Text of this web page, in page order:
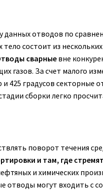
отводов по
состоит из
сварныевне
газов. За счет малого
425 градусов
сборки легко
поворот течения
и там, где
и химических
отводы могут входить с